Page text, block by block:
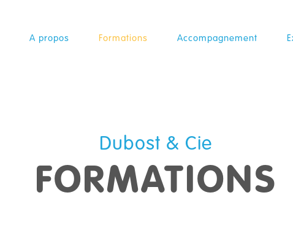
A propos Formations Accompagnement
Dubost & Cie
FORMATIONS